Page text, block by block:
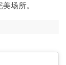
场所。